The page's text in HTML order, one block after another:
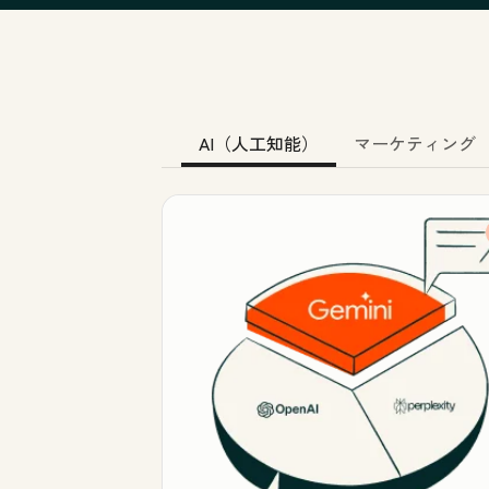
AI（人工知能） マーケティング